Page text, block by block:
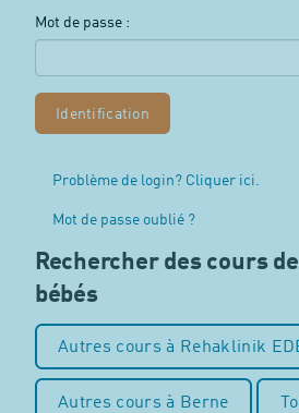
Mot de passe :
Problème de login? Cliquer ici.
Mot de passe oublié ?
Rechercher des cours
bébés
Autres cours à Rehaklinik
Autres cours à Berne